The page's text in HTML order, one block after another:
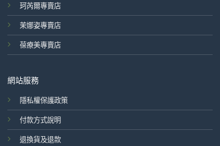
珂芮爾專賣店
茉娜姿專賣店
葆療美專賣店
網站服務
隱私權保護政策
付款方式說明
退換貨及退款